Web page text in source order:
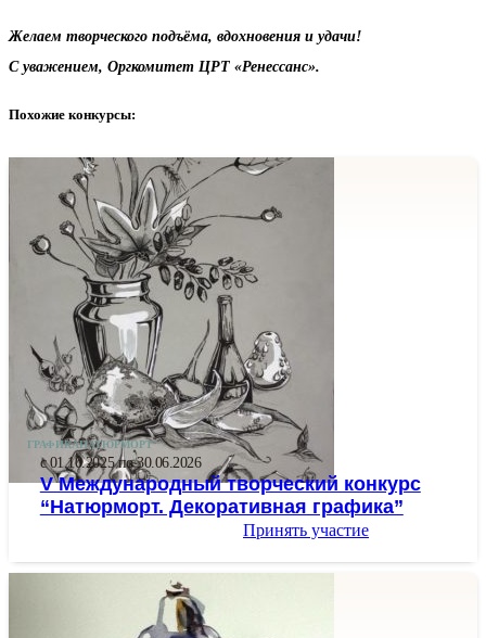
Желаем творческого подъёма, вдохновения и удачи!
С уважением, Оргкомитет ЦРТ «Ренессанс».
Похожие конкурсы:
ГРАФИКАНАТЮРМОРТ
с 01.10.2025 по 30.06.2026
V Международный творческий конкурс
“Натюрморт. Декоративная графика”
Принять участие